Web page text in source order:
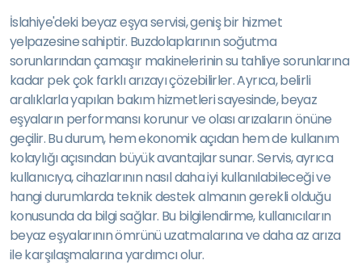
İslahiye'deki beyaz eşya servisi, geniş bir hizmet
yelpazesine sahiptir. Buzdolaplarının soğutma
sorunlarından çamaşır makinelerinin su tahliye sorunlarına
kadar pek çok farklı arızayı çözebilirler. Ayrıca, belirli
aralıklarla yapılan bakım hizmetleri sayesinde, beyaz
eşyaların performansı korunur ve olası arızaların önüne
geçilir. Bu durum, hem ekonomik açıdan hem de kullanım
kolaylığı açısından büyük avantajlar sunar. Servis, ayrıca
kullanıcıya, cihazlarının nasıl daha iyi kullanılabileceği ve
hangi durumlarda teknik destek almanın gerekli olduğu
konusunda da bilgi sağlar. Bu bilgilendirme, kullanıcıların
beyaz eşyalarının ömrünü uzatmalarına ve daha az arıza
ile karşılaşmalarına yardımcı olur.